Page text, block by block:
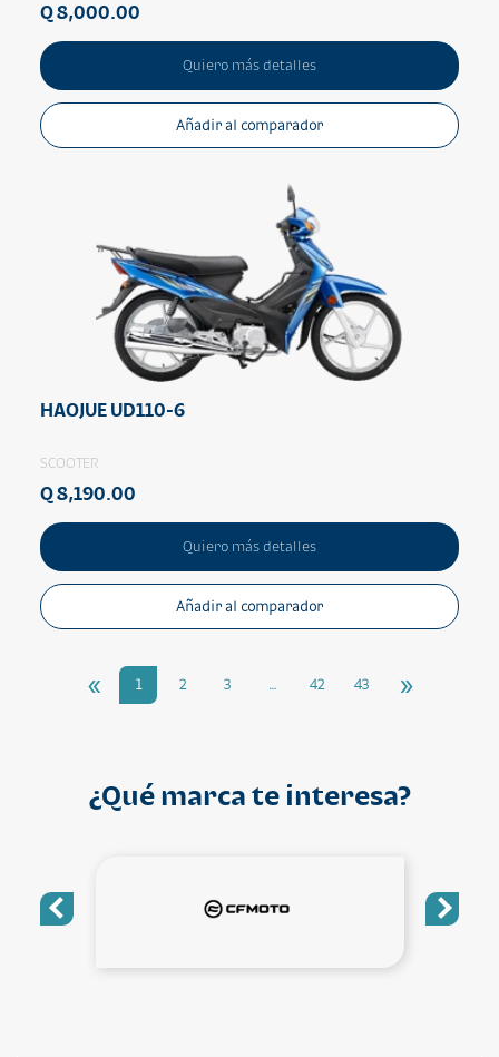
Q 8,000.00
Quiero más detalles
Añadir al comparador
HAOJUE UD110-6
SCOOTER
Q 8,190.00
Quiero más detalles
Añadir al comparador
« 1 2 3 … 42 43 »
¿Qué marca te interesa?